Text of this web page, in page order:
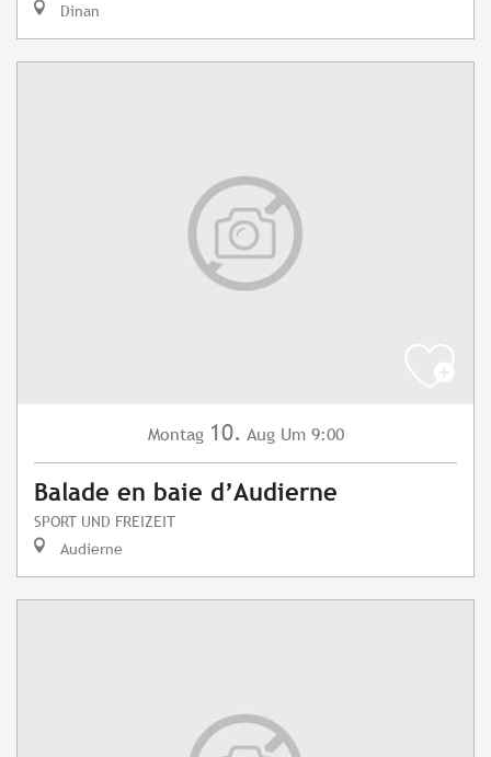
Dinan
Montag 10. Aug Um 9:00
Balade en baie d’Audierne
SPORT UND FREIZEIT
Audierne